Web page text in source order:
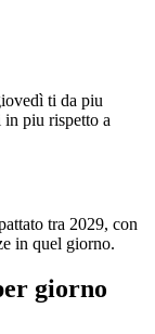
ti da piu
piu rispetto a
tra 2029, con
in quel giorno.
giorno